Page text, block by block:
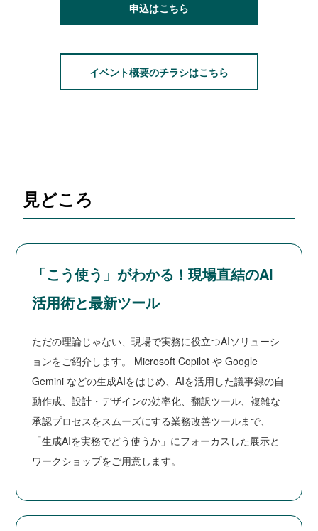
申込はこちら
イベント概要のチラシはこちら
見どころ
「こう使う」がわかる！現場直結のAI
活用術と最新ツール
ただの理論じゃない、現場で実務に役立つAIソリューシ
ョンをご紹介します。 Microsoft Copilot や Google
Gemini などの生成AIをはじめ、AIを活用した議事録の自
動作成、設計・デザインの効率化、翻訳ツール、複雑な
承認プロセスをスムーズにする業務改善ツールまで、
「生成AIを実務でどう使うか」にフォーカスした展示と
ワークショップをご用意します。